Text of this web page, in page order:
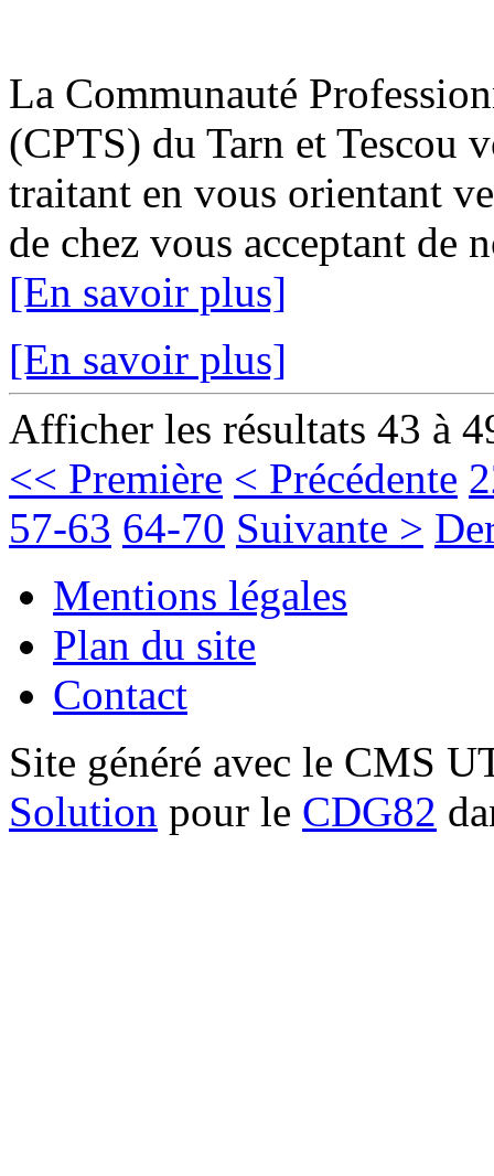
La Communauté
(CPTS) du Tarn et Tescou
traitant en vous orientant
de chez vous acceptant de
[En savoir plus]
[En savoir plus]
Afficher les résultats 43 à
<< Première < Précédente
57-63 64-70 Suivante >
Mentions légales
Plan du site
Contact
Site généré avec le CMS
Solution pour le CDG82